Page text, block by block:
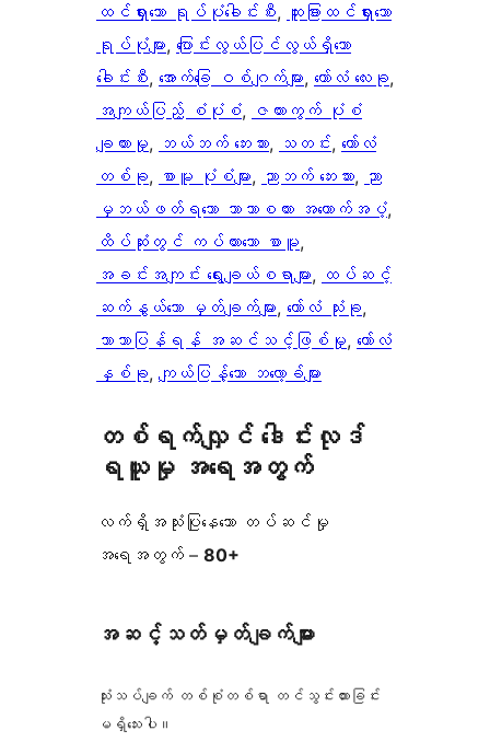
ထင်ရှားသော ရုပ်ပုံခေါင်းစီး, ထူးခြားထင်ရှားသော
ရုပ်ပုံများ, ပြောင်းလွယ်ပြင်လွယ်ရှိသော
ခေါင်းစီး, အောက်ခြေ ဝစ်ဂျက်များ, ကော်လံ လေးခု
အကျယ်ပြည့် စံပုံစံ, ဇယားကွက် ပုံစံ
ချထားမှု, ဘယ်ဘက် ဘေးဘား, သတင်း, ကော်လံ
တစ်ခု, စာမူ ပုံစံများ, ညာဘက် ဘေးဘား, ညာ
မှဘယ်ဖတ်ရသော ဘာသာစကား အထောက်အပံ့
ထိပ်ဆုံးတွင် ကပ်ထားသော စာမူ
အခင်းအကျင်း ရွေးချယ်စရာများ, ထပ်ဆင့်
ဆက်နွယ်သော မှတ်ချက်များ, ကော်လံ သုံးခု
ဘာသာပြန်ရန် အဆင်သင့်ဖြစ်မှု, ကော်လံ
နှစ်ခု, ကျယ်ပြန့်သော ဘလော့ခ်များ
တစ်ရက်လျှင် ဒေါင်းလုဒ်
ရယူမှု အရေအတွက်
လက်ရှိအသုံးပြုနေသော တပ်ဆင်မှု
အရေအတွက် – 80+
အဆင့်သတ်မှတ်ချက်များ
သုံးသပ်ချက် တစ်စုံတစ်ရာ တင်သွင်းထားခြင်း
မရှိသေးပါ။